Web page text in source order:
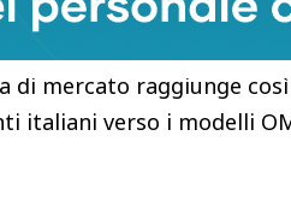
la performance
nel solo mese di
di mercato raggiunge
italiani verso i modelli